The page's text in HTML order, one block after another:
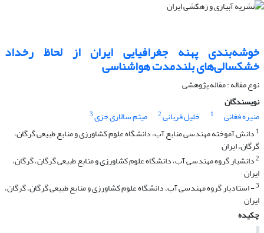
خوشه‌بندی پهنه جغرافیایی ایران از لحاظ رخداد
خشکسالی‌های بلند‌مدت هواشناسی
نوع مقاله : مقاله پژوهشی
نویسندگان
منیره فغانی
1 خلیل قربانی2 میثم سالاری جزی3
1 دانش آموخته مهندسی منابع آب، دانشگاه علوم کشاورزی و منابع طبیعی گرگان،
گرگان، ایران
2دانشیار گروه مهندسی آب، دانشگاه علوم کشاورزی و منابع طبیعی گرگان، گرگان،
ایران
3- استادیار گروه مهندسی آب، دانشگاه علوم کشاورزی و منابع طبیعی گرگان، گرگان،
ایران
چکیده